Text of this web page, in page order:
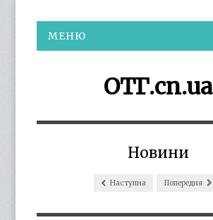
МЕНЮ
ОТГ.cn.ua
Новини
Наступна Попередня